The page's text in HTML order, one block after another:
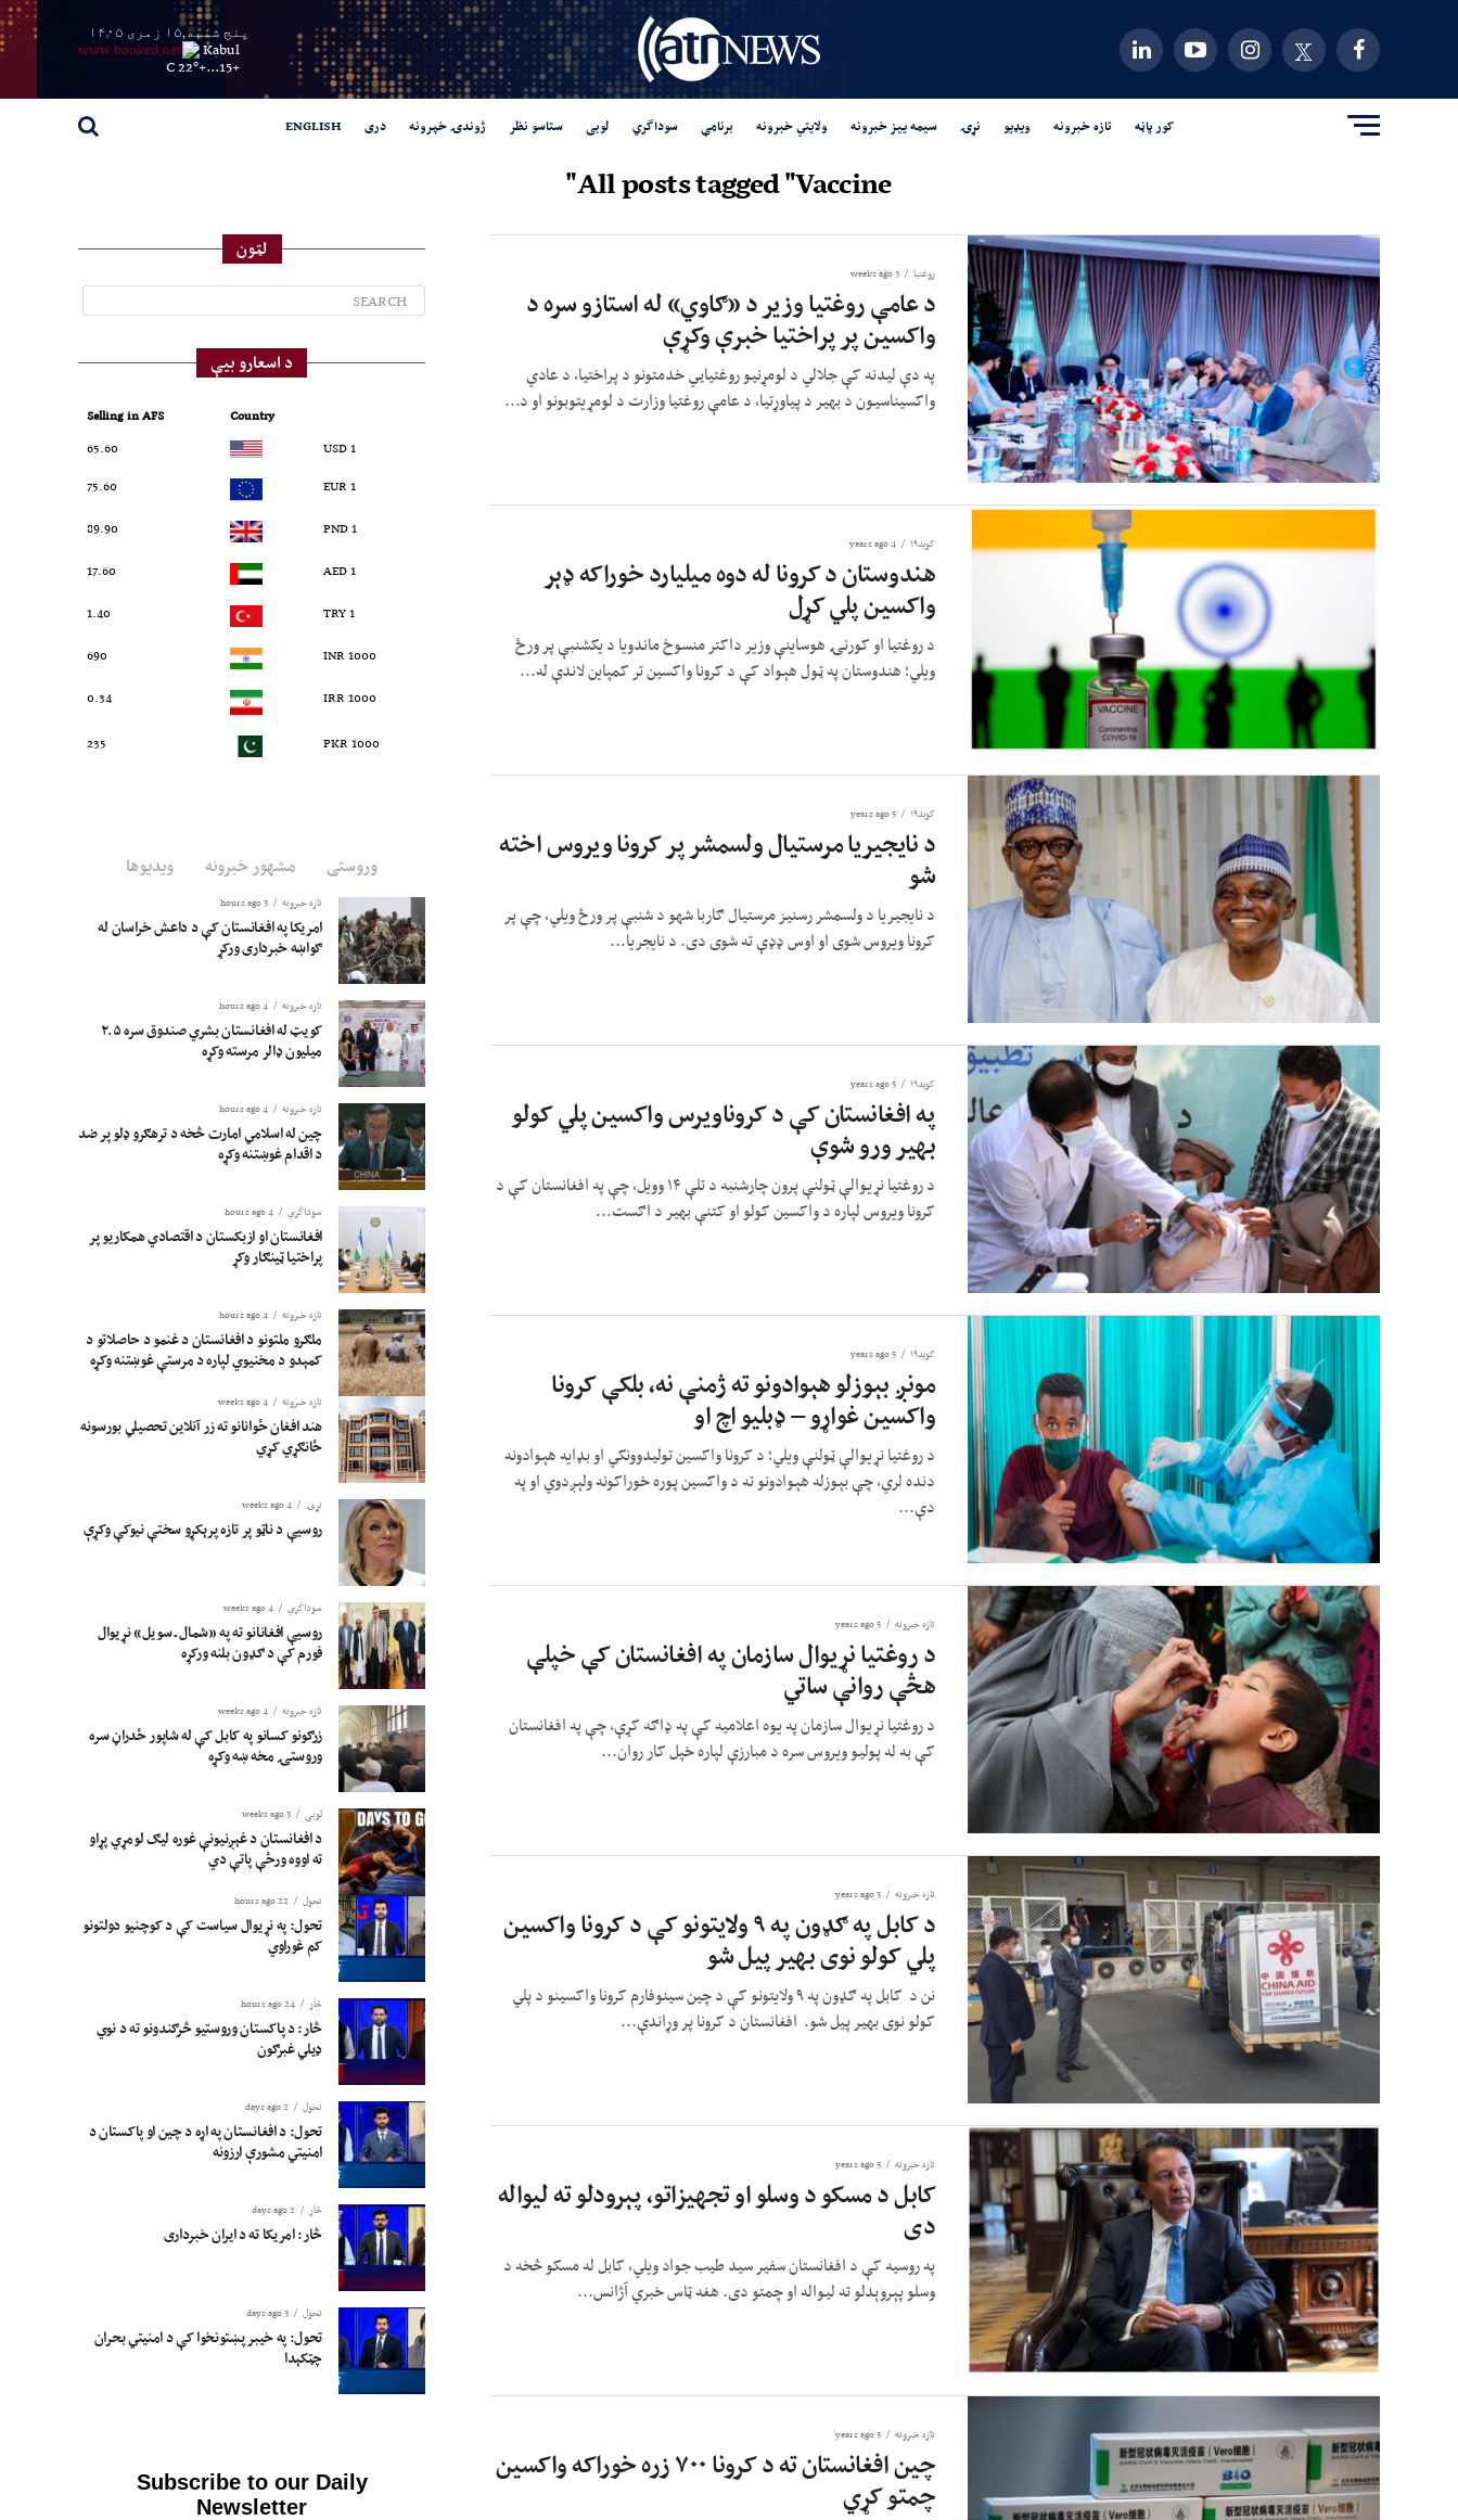
پنج شنبه,۱۵ زمری ۱۴۰۵
Kabul
+
15...
+
22° C
کور پاڼه تازه خبرونه ویډیو نړۍ سیمه ییز خبرونه ولایتي خبرونه برنامې سوداگري لوبی ستاسو نظر ژوندۍ خپرونه دری ENGLISH
All posts tagged "Vaccine"
روغتيا 3 weeks ago
د عامې روغتیا وزیر د «ګاوي» له استازو سره د
واکسین پر پراختیا خبرې وکړې
په دې لیدنه کې جلالي د لومړنیو روغتیايي خدمتونو د پراختیا، د عادي
واکسیناسیون د بهیر د پیاوړتیا، د عامې روغتیا وزارت د لومړیتوبونو او د...
کوید۱۹ 4 years ago
هندوستان د کرونا له دوه میلیارد خوراکه ډېر
واکسین پلي کړل
د روغتیا او کورنۍ هوساینې وزیر داکتر منسوخ ماندویا د یکشنبې پر ورځ
ویلي؛ هندوستان په ټول هېواد کې د کرونا واکسین تر کمپاین لاندې له...
کوید۱۹ 5 years ago
د نایجیریا مرستیال ولسمشر پر کرونا ویروس اخته
شو
د نایجیریا د ولسمشر رسنیز مرستیال ګاربا شهو د شنبې پر ورځ ویلي، چې پر
کرونا ویروس شوی او اوس ډډې ته شوی دی. د نایجریا...
کوید۱۹ 5 years ago
په افغانستان کې د کروناویرس واکسین پلي کولو
بهیر ورو شوې
د روغتیا نړیوالې ټولنې پرون چارشنبه د تلې ۱۴ وویل، چې په افغانستان کې د
کرونا ویروس لپاره د واکسین کولو او کتنې بهیر د اګست...
کوید۱۹ 5 years ago
مونږ بېوزلو هېوادونو ته ژمنې نه، بلکې کرونا
واکسین غواړو – ډبلیو اچ او
د روغتیا نړیوالې ټولنې ویلي؛ د کرونا واکسین تولیدوونکي او بډایه هېوادونه
دنده لري، چې بېوزله هېوادونو ته د واکسین پوره خوراکونه ولېږدوي او په
دې...
تازه خبرونه 5 years ago
د روغتیا نړیوال سازمان په افغانستان کې خپلې
هڅې روانې ساتي
د روغتیا نړیوال سازمان په یوه اعلامیه کې په ډاګه کړې، چې په افغانستان
کې به له پولیو ویروس سره د مبارزې لپاره خپل کار روان...
تازه خبرونه 5 years ago
د کابل په ګډون په ۹ ولایتونو کې د کرونا واکسین
پلي کولو نوی بهیر پیل شو
نن د کابل په ګډون په ۹ ولایتونو کې د چین سینوفارم کرونا واکسینو د پلي
کولو نوی بهیر پیل شو. افغانستان د کرونا پر وړاندې...
تازه خبرونه 5 years ago
کابل د مسکو د وسلو او تجهیزاتو، پېرودلو ته لیواله
دی
په روسیه کې د افغانستان سفیر سید طیب جواد ویلي، کابل له مسکو څخه د
وسلو پېروېدلو ته لیواله او چمتو دی. هغه ټاس خبري آژانس...
تازه خبرونه 5 years ago
چین افغانستان ته د کرونا ۷۰۰ زره خوراکه واکسین
چمتو کړي
لټون
د اسعارو بیې
Country
Selling in AFS
1 USD
65.60
1 EUR
75.60
1 PND
89.90
1 AED
17.60
1 TRY
1.40
1000 INR
690
1000 IRR
0.34
1000 PKR
235
وروستی مشهور خبرونه ویدیوها
تازه خبرونه 3 hours ago
امریکا په افغانستان کې د داعش خراسان له
ګواښه خبرداری ورکړ
تازه خبرونه 4 hours ago
کویټ له افغانستان بشري صندوق سره ۲.۵
میلیون ډالر مرسته وکړه
تازه خبرونه 4 hours ago
چین له اسلامي امارت څخه د ترهګرو ډلو پر ضد
د اقدام غوښتنه وکړه
سوداگري 4 hours ago
افغانستان او ازبکستان د اقتصادي همکاریو پر
پراختیا ټینګار وکړ
تازه خبرونه 4 hours ago
ملګرو ملتونو د افغانستان د غنمو د حاصلاتو د
کمېدو د مخنیوي لپاره د مرستې غوښتنه وکړه
تازه خبرونه 4 weeks ago
هند افغان ځوانانو ته زر آنلاین تحصیلي بورسونه
ځانګړي کړي
نړۍ 4 weeks ago
روسیې د ناټو پر تازه پرېکړو سختې نیوکې وکړې
سوداگري 4 weeks ago
روسیې افغانانو ته په «شمال ـ سویل» نړیوال
فورم کې د ګډون بلنه ورکړه
تازه خبرونه 4 weeks ago
زرګونو کسانو په کابل کې له شاپور ځدراڼ سره
وروستۍ مخه ښه وکړه
لوبی 3 weeks ago
د افغانستان د غېږنیونې غوره لیګ لومړي پړاو
ته اووه ورځې پاتې دي
تحول 22 hours ago
تحول: په نړیوال سیاست کې د کوچنیو دولتونو
کم غوراوي
څار 24 hours ago
څار: د پاکستان وروستیو څرګندونو ته د نوي
ډیلي غبرګون
تحول 2 days ago
تحول: د افغانستان په اړه د چین او پاکستان د
امنیتي مشورې ارزونه
څار 2 days ago
څار: امریکا ته د ایران خبرداری
تحول 3 days ago
تحول: په خیبر پښتونخوا کې د امنیتي بحران
چټکېدا
Subscribe to our Daily
Newsletter